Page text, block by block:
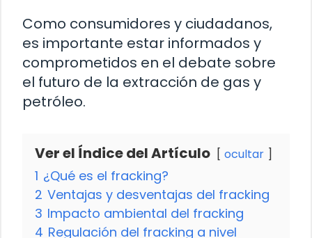
Como consumidores y ciudadanos,
es importante estar informados y
comprometidos en el debate sobre
el futuro de la extracción de gas y
petróleo.
Ver el Índice del Artículo ocultar
1 ¿Qué es el fracking?
2 Ventajas y desventajas del fracking
3 Impacto ambiental del fracking
4 Regulación del fracking a nivel